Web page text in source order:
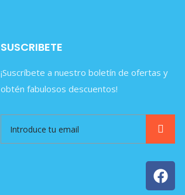
SUSCRIBETE
¡Suscríbete a nuestro boletín de ofertas y
obtén fabulosos descuentos!